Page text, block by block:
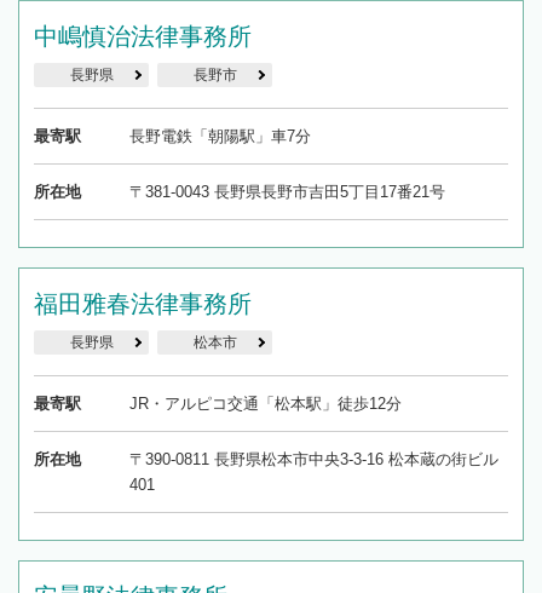
中嶋慎治法律事務所
長野県 長野市
最寄駅 長野電鉄「朝陽駅」車7分
所在地 〒381-0043 長野県長野市吉田5丁目17番21号
福田雅春法律事務所
長野県 松本市
最寄駅 JR・アルピコ交通「松本駅」徒歩12分
所在地
〒390-0811 長野県松本市中央3-3-16 松本蔵の街ビル
401